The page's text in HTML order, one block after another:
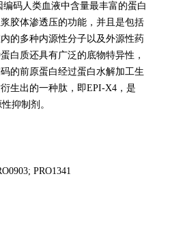
编码人类血液中含量最丰富的蛋白
胶体渗透压的功能，并且是包括
的多种内源性分子以及外源性药
白质还具有广泛的底物特异性，
的前原蛋白经过蛋白水解加工生
生出的一种肽，即EPI-X4，是
抑制剂。
PRO1341